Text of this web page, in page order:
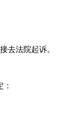
去法院起诉。